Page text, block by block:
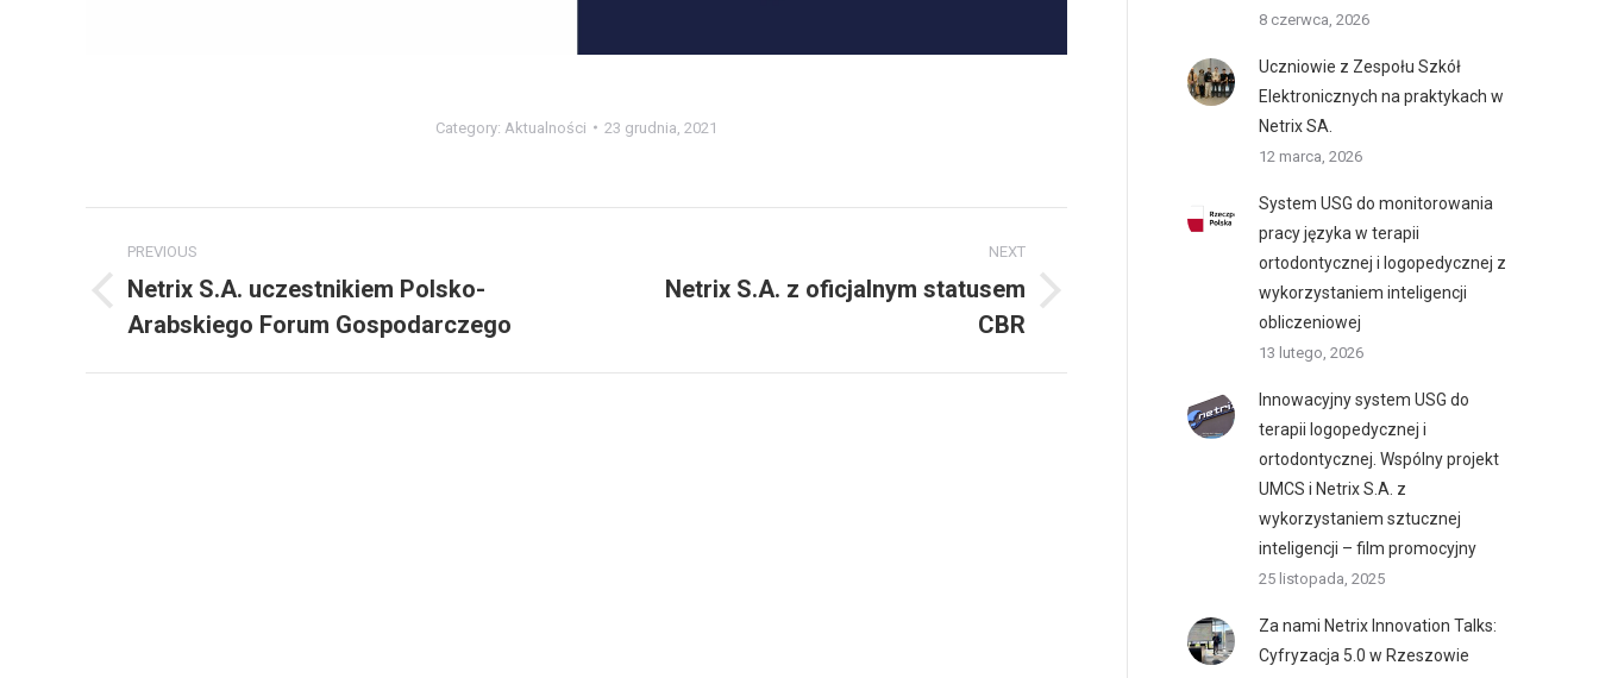
Category: Aktualności 23 grudnia, 2021
navigation
PREVIOUS
Previous
post:
Netrix S.A. uczestnikiem Polsko-
Arabskiego Forum Gospodarczego
NEXT
Netrix S.A. z oficjalnym statusem
CBR
8 czerwca, 2026
Uczniowie z Zespołu Szkół
Elektronicznych na praktykach w
Netrix SA.
12 marca, 2026
System USG do monitorowania
pracy języka w terapii
ortodontycznej i logopedycznej z
wykorzystaniem inteligencji
obliczeniowej
13 lutego, 2026
Innowacyjny system USG do
terapii logopedycznej i
ortodontycznej. Wspólny projekt
UMCS i Netrix S.A. z
wykorzystaniem sztucznej
inteligencji – film promocyjny
25 listopada, 2025
Za nami Netrix Innovation Talks:
Cyfryzacja 5.0 w Rzeszowie